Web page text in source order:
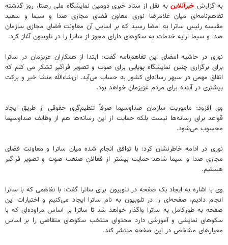
به گزارشخبرآنلاینبه نقل از ستاد خبری دومین نمایشگاه ملی رصتا، روز گذشته
تفاهم‌نامه‌ای میان غلامرضا نوری معاون فضای مجازی صدا و سیما و سعید
مقیسه رئیس ساترا به امضا رسید که بر اساس آن معاونت فضای مجازی سازمان
صدا و سیما ارایه خدمات به سکوهای دارای مجوز از ساترا را در تلوبیون آغاز کرد.
نوری در حاشیه امضای این تفاهم‌نامه گفت: ابتدا از همکاران عزیزمان در ساترا
برای برگزاری چنین نمایشگاه پویایی برای صوت و تصویر فراگیر تشکر می کنم که
اتفاق مهمی در سپهر رسانه‌ای کشور به حساب می‌آید. ان‌شاءالله منشا خیر و برکت
بیشتری در آینده برای مردم عزیزمان خواهد بود.
وی افزود: ماموریت سازمان صداوسیما صرفاً تنظیم‌گری حقوقی از طریق ایجاد
قواعد برای رسانه‌ها نیست بلکه حمایت از این رسانه‌ها هم از وظایف صداوسیما
محسوب می‌شود.
نوری در ادامه خاطرنشان کرد: با توافق انجام شده میان ساترا و معاونت فضای
مجازی صدا و سیما شاهد حمایت بیشتر از فعالان صنعت صوت و تصویر فراگیر
هستیم.
وی با اشاره به ایجاد یک صفحه در تلوبیون برای ساترا گفت: با تفاهمی که با ساترا
انجام دادیم، صفحه‌ای را در تلوبیون به نام ساترا ایجاد می‌کنیم و اختیارات این
صفحه به طورکامل به ساترا واگذار خواهد شد تا ساترا بر اساس مراوده‌ای که با
سکوهای نمایشی و آموزشی دارد محتوای منتخب سکوهای متقاضی را بر اساس
معیارهای مشخص در این صفحه منتشر کند.